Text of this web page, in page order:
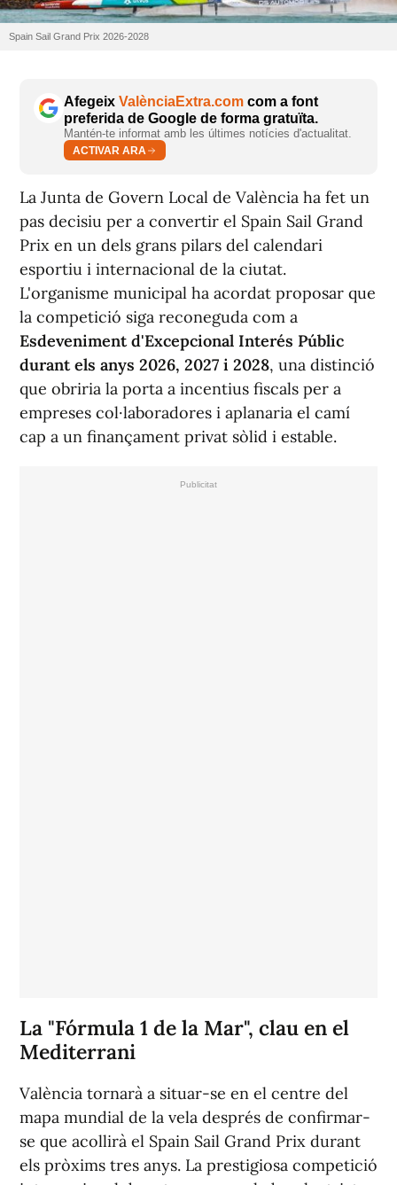
Spain Sail Grand Prix 2026-2028
Afegeix ValènciaExtra.com com a font
preferida de Google de forma gratuïta.
Mantén-te informat amb les últimes notícies d'actualitat.
ACTIVAR ARA
La Junta de Govern Local de València ha fet un
pas decisiu per a convertir el Spain Sail Grand
Prix en un dels grans pilars del calendari
esportiu i internacional de la ciutat.
L'organisme municipal ha acordat proposar que
la competició siga reconeguda com a
Esdeveniment d'Excepcional Interés Públic
durant els anys 2026, 2027 i 2028, una distinció
que obriria la porta a incentius fiscals per a
empreses col·laboradores i aplanaria el camí
cap a un finançament privat sòlid i estable.
La "Fórmula 1 de la Mar", clau en el
Mediterrani
València tornarà a situar-se en el centre del
mapa mundial de la vela després de confirmar-
se que acollirà el Spain Sail Grand Prix durant
els pròxims tres anys. La prestigiosa competició